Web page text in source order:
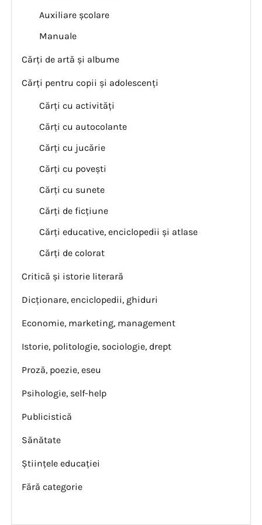
Auxiliare școlare
Manuale
Cărți de artă și albume
Cărți pentru copii și adolescenți
Cărți cu activități
Cărți cu autocolante
Cărți cu jucărie
Cărți cu povești
Cărți cu sunete
Cărți de ficțiune
Cărți educative, enciclopedii și atlase
Cărți de colorat
Critică și istorie literară
Dicționare, enciclopedii, ghiduri
Economie, marketing, management
Istorie, politologie, sociologie, drept
Proză, poezie, eseu
Psihologie, self-help
Publicistică
Sănătate
Științele educației
Fără categorie